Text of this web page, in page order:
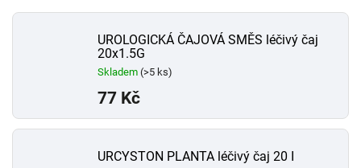
UROLOGICKÁ ČAJOVÁ SMĚS léčivý čaj
20x1.5G
Skladem (>5 ks)
77 Kč
URCYSTON PLANTA léčivý čaj 20 I